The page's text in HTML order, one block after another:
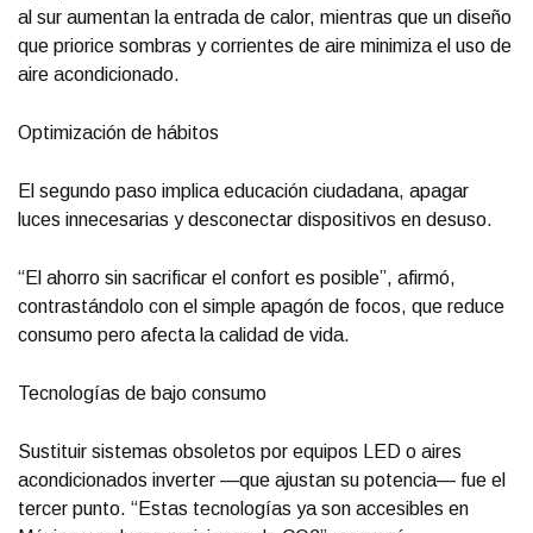
al sur aumentan la entrada de calor, mientras que un diseño
que priorice sombras y corrientes de aire minimiza el uso de
aire acondicionado.
Optimización de hábitos
El segundo paso implica educación ciudadana, apagar
luces innecesarias y desconectar dispositivos en desuso.
“El ahorro sin sacrificar el confort es posible”, afirmó,
contrastándolo con el simple apagón de focos, que reduce
consumo pero afecta la calidad de vida.
Tecnologías de bajo consumo
Sustituir sistemas obsoletos por equipos LED o aires
acondicionados inverter —que ajustan su potencia— fue el
tercer punto. “Estas tecnologías ya son accesibles en